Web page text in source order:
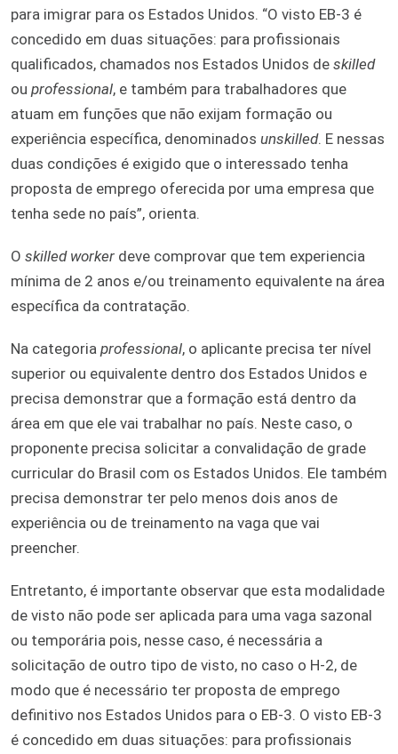
para imigrar para os Estados Unidos. “O visto EB-3 é
concedido em duas situações: para profissionais
qualificados, chamados nos Estados Unidos de skilled
ou professional, e também para trabalhadores que
atuam em funções que não exijam formação ou
experiência específica, denominados unskilled. E nessas
duas condições é exigido que o interessado tenha
proposta de emprego oferecida por uma empresa que
tenha sede no país”, orienta.
O skilled worker deve comprovar que tem experiencia
mínima de 2 anos e/ou treinamento equivalente na área
específica da contratação.
Na categoria professional, o aplicante precisa ter nível
superior ou equivalente dentro dos Estados Unidos e
precisa demonstrar que a formação está dentro da
área em que ele vai trabalhar no país. Neste caso, o
proponente precisa solicitar a convalidação de grade
curricular do Brasil com os Estados Unidos. Ele também
precisa demonstrar ter pelo menos dois anos de
experiência ou de treinamento na vaga que vai
preencher.
Entretanto, é importante observar que esta modalidade
de visto não pode ser aplicada para uma vaga sazonal
ou temporária pois, nesse caso, é necessária a
solicitação de outro tipo de visto, no caso o H-2, de
modo que é necessário ter proposta de emprego
definitivo nos Estados Unidos para o EB-3. O visto EB-3
é concedido em duas situações: para profissionais